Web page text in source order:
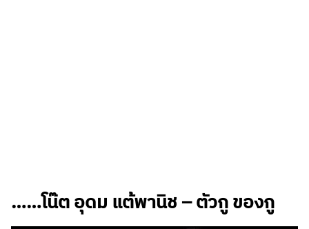
……โน๊ต อุดม แต้พานิช – ตัวกู ของกู